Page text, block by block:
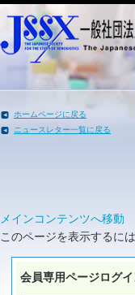
ホームページに戻る
ニュースレター一覧に戻る
メインコンテンツへ移動
このページを表示するに
会員専用ページログ